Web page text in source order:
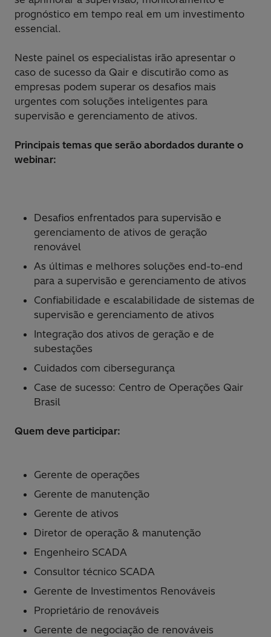
prognóstico em tempo real em um investimento
essencial.
Neste painel os especialistas irão apresentar o
caso de sucesso da Qair e discutirão como as
empresas podem superar os desafios mais
urgentes com soluções inteligentes para
supervisão e gerenciamento de ativos.
Principais temas que serão abordados durante o
webinar:
Desafios enfrentados para supervisão e
gerenciamento de ativos de geração
renovável
As últimas e melhores soluções end-to-end
para a supervisão e gerenciamento de ativos
Confiabilidade e escalabilidade de sistemas de
supervisão e gerenciamento de ativos
Integração dos ativos de geração e de
subestações
Cuidados com cibersegurança
Case de sucesso: Centro de Operações Qair
Brasil
Quem deve participar:
Gerente de operações
Gerente de manutenção
Gerente de ativos
Diretor de operação & manutenção
Engenheiro SCADA
Consultor técnico SCADA
Gerente de Investimentos Renováveis
Proprietário de renováveis
Gerente de negociação de renováveis